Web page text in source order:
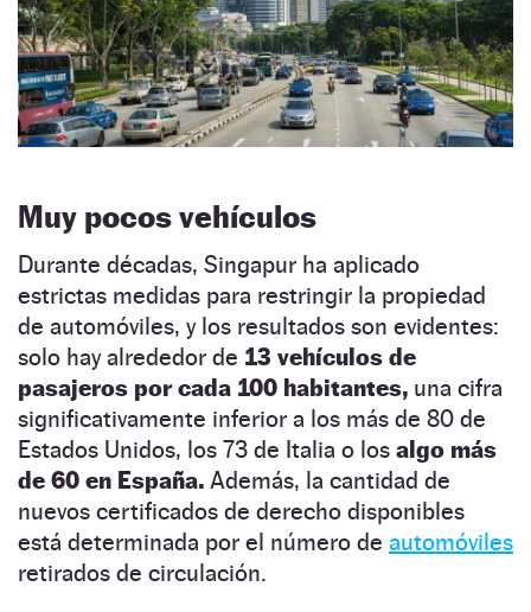
Muy pocos vehículos
Durante décadas, Singapur ha aplicado
estrictas medidas para restringir la propiedad
de automóviles, y los resultados son evidentes:
solo hay alrededor de 13 vehículos de
pasajeros por cada 100 habitantes, una cifra
significativamente inferior a los más de 80 de
Estados Unidos, los 73 de Italia o los algo más
de 60 en España. Además, la cantidad de
nuevos certificados de derecho disponibles
está determinada por el número de automóviles
retirados de circulación.